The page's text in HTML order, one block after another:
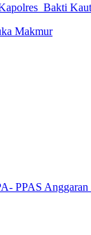
Bakti
Makmur
PPAS Anggaran